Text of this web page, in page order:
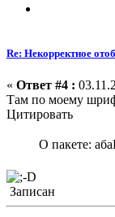
Re: Некорректное
« Ответ #4 :
Там по моему
Цитировать
О пакете:
Записан